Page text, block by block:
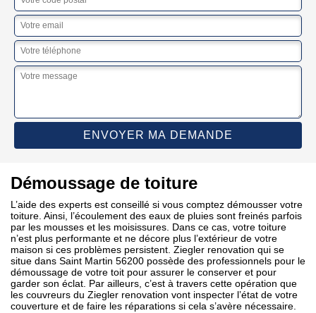
Démoussage de toiture
L’aide des experts est conseillé si vous comptez démousser votre
toiture. Ainsi, l’écoulement des eaux de pluies sont freinés parfois
par les mousses et les moisissures. Dans ce cas, votre toiture
n’est plus performante et ne décore plus l’extérieur de votre
maison si ces problèmes persistent. Ziegler renovation qui se
situe dans Saint Martin 56200 possède des professionnels pour le
démoussage de votre toit pour assurer le conserver et pour
garder son éclat. Par ailleurs, c’est à travers cette opération que
les couvreurs du Ziegler renovation vont inspecter l’état de votre
couverture et de faire les réparations si cela s’avère nécessaire.